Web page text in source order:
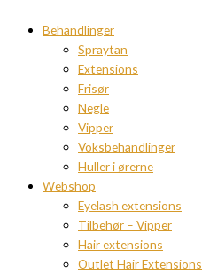
Behandlinger
Spraytan
Extensions
Frisør
Negle
Vipper
Voksbehandlinger
Huller i ørerne
Webshop
Eyelash extensions
Tilbehør – Vipper
Hair extensions
Outlet Hair Extensions